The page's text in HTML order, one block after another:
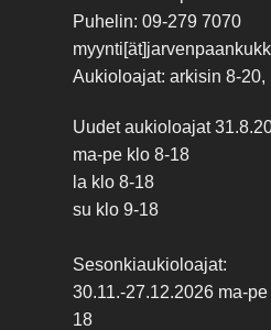
Puhelin: 09-279 7070
Aukioloajat: arkisin 8-20,
Uudet aukioloajat
ma-pe klo 8-18
la klo 8-18
su klo 9-18
Sesonkiaukioloajat:
30.11.-27.12.2026 ma-
18